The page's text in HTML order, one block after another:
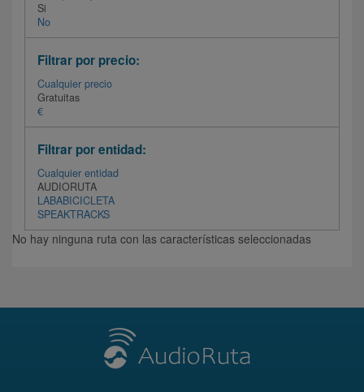
Si
No
Filtrar por precio:
Cualquier precio
Gratuitas
€
Filtrar por entidad:
Cualquier entidad
AUDIORUTA
LABABICICLETA
SPEAKTRACKS
No hay ninguna ruta con las características seleccionadas